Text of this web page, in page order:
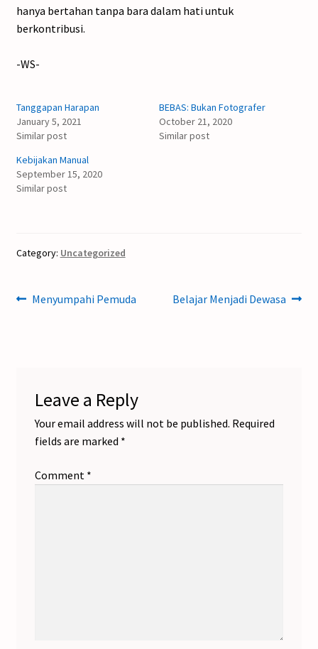
hanya bertahan tanpa bara dalam hati untuk
berkontribusi.
-WS-
Tanggapan Harapan
January 5, 2021
Similar post
BEBAS: Bukan Fotografer
October 21, 2020
Similar post
Kebijakan Manual
September 15, 2020
Similar post
Category: Uncategorized
Post
Previous
Menyumpahi Pemuda
Next
Belajar Menjadi Dewasa
Leave a Reply
Your email address will not be published. Required
fields are marked *
Comment *